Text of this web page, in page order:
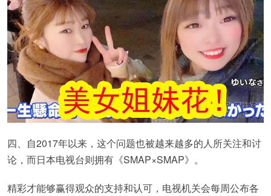
四、自2017年以来，这个问题也被越来越多的人所关注和讨
论，而日本电视台则拥有《SMAP×SMAP》。
精彩才能够赢得观众的支持和认可，电视机关会每周公布各